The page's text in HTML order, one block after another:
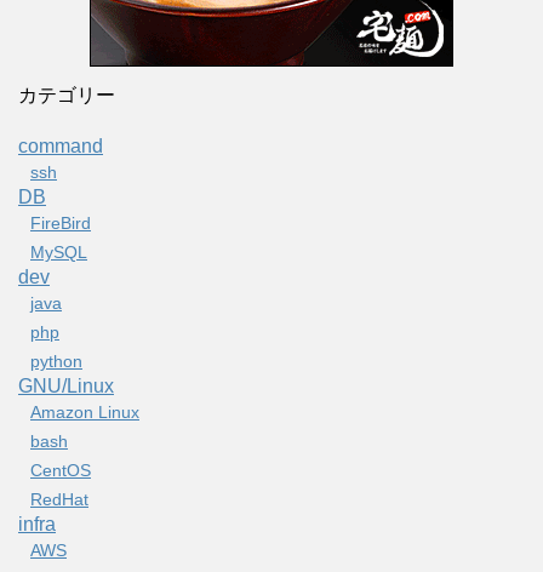
カテゴリー
command
ssh
DB
FireBird
MySQL
dev
java
php
python
GNU/Linux
Amazon Linux
bash
CentOS
RedHat
infra
AWS